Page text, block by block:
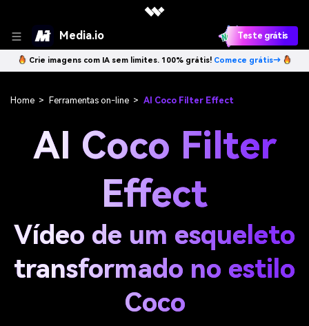
Media.io Teste grátis
Crie imagens com IA sem limites. 100% grátis! Comece grátis→
Home > Ferramentas on-line > AI Coco Filter Effect
AI Coco Filter
Effect
Vídeo de um esqueleto
transformado no estilo
Coco